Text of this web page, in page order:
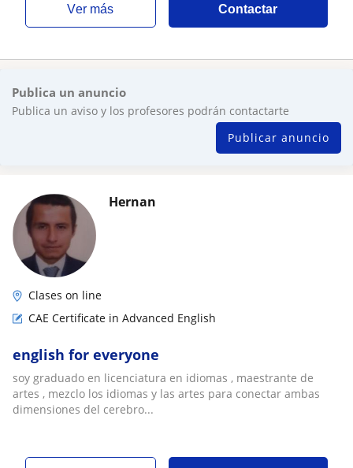
ver más Contactar
Publica un anuncio
Publica un aviso y los profesores podrán contactarte
Publicar anuncio
Hernan
Clases on line
CAE Certificate in Advanced English
english for everyone
soy graduado en licenciatura en idiomas , maestrante de
artes , mezclo los idiomas y las artes para conectar ambas
dimensiones del cerebro...